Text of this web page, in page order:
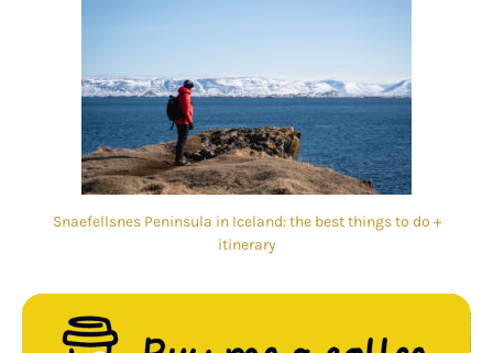
Snaefellsnes Peninsula in Iceland: the best things to do +
itinerary